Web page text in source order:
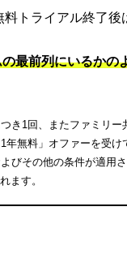
トライアル終了後
最前列にいるかの
き1回、またファミリー
年無料」オファーを受け
びその他の条件が適用
ます。